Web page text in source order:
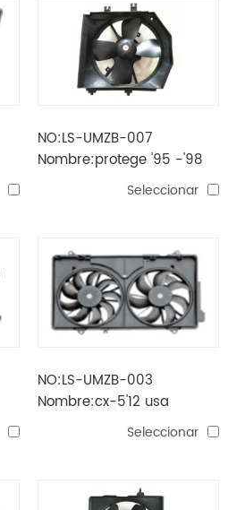
NO:LS-UMZB-007
Nombre:protege '95 -'98
usa ventilador para
Seleccionar
NO:LS-UMZB-003
Nombre:cx-5'12 usa
ventilador para dual
Seleccionar